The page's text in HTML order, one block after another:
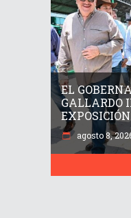
EL
GALLARDO
agosto 8,